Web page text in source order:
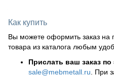
Как купить
Вы можете оформить заказ на
товара из каталога любым
Прислать ваш заказ по
sale@mebmetall.ru . При